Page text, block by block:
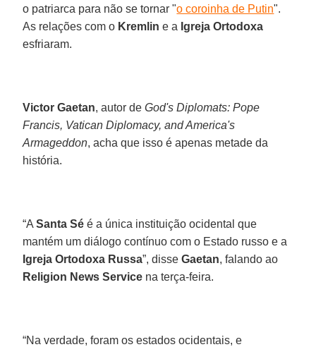
o patriarca para não se tornar "o coroinha de Putin".
As relações com o Kremlin e a Igreja Ortodoxa
esfriaram.
Victor Gaetan, autor deGod's Diplomats: Pope
Francis, Vatican Diplomacy, and America's
Armageddon, acha que isso é apenas metade da
história.
“ASanta Sé é a única instituição ocidental que
mantém um diálogo contínuo com o Estado russo e a
Igreja Ortodoxa Russa”, disseGaetan, falando ao
Religion News Service na terça-feira.
“Na verdade, foram os estados ocidentais, e